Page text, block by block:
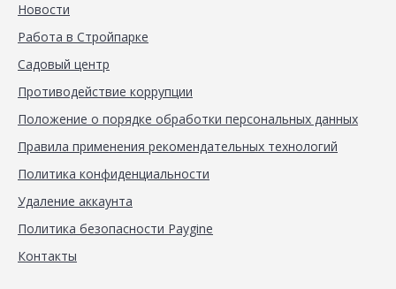
Новости
Работа в Стройпарке
Садовый центр
Противодействие коррупции
Положение о порядке обработки персональных данных
Правила применения рекомендательных технологий
Политика конфиденциальности
Удаление аккаунта
Политика безопасности Paygine
Контакты